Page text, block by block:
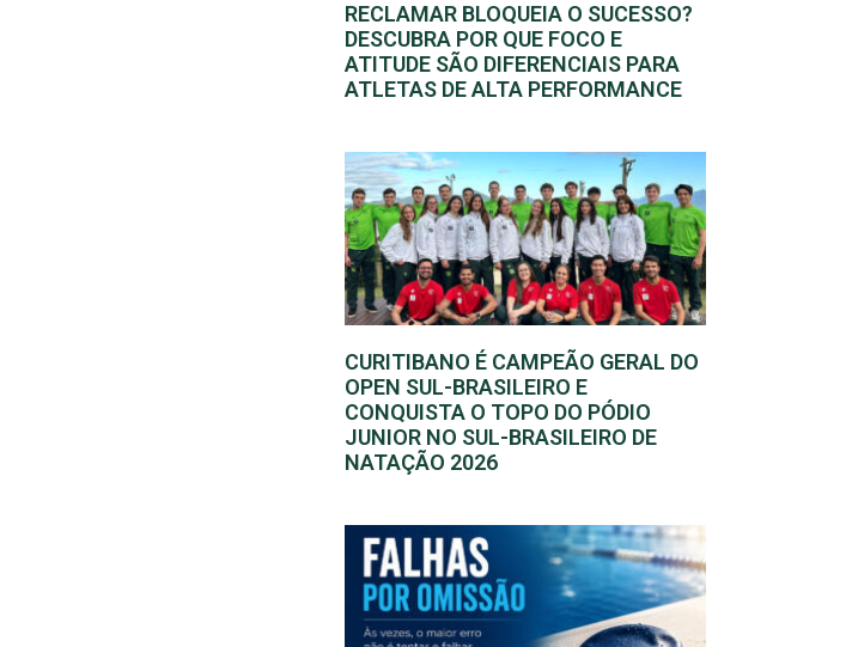
RECLAMAR BLOQUEIA O SUCESSO?
DESCUBRA POR QUE FOCO E
ATITUDE SÃO DIFERENCIAIS PARA
ATLETAS DE ALTA PERFORMANCE
CURITIBANO É CAMPEÃO GERAL DO
OPEN SUL-BRASILEIRO E
CONQUISTA O TOPO DO PÓDIO
JUNIOR NO SUL-BRASILEIRO DE
NATAÇÃO 2026